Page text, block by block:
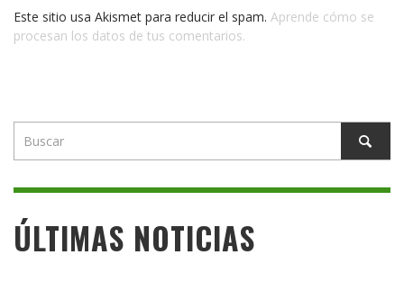
Este sitio usa Akismet para reducir el spam. Aprende cómo se
procesan los datos de tus comentarios.
ÚLTIMAS NOTICIAS